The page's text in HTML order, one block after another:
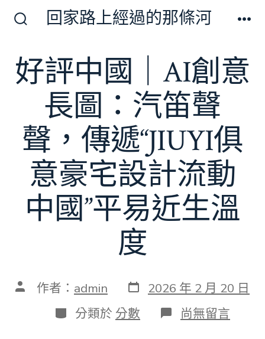
切
換
開
回家路上經過的那條河
好評中國｜AI創意
長圖：汽笛聲
聲，傳遞“JIUYI俱
意豪宅設計流動
中國”平易近生溫
度
文 作者： admin 發
表
日
期
2026 年 2 月 20 日
分
類
分類於 分數 在
〈好
尚無留言